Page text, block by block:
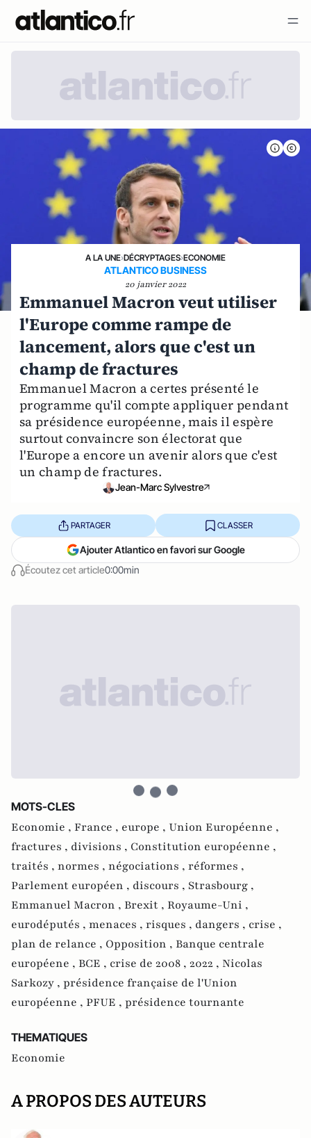
A LA UNE›DÉCRYPTAGES›ECONOMIE
ATLANTICO BUSINESS
20 janvier 2022
Emmanuel Macron veut utiliser
l'Europe comme rampe de
lancement, alors que c'est un
champ de fractures
Emmanuel Macron a certes présenté le
programme qu'il compte appliquer pendant
sa présidence européenne, mais il espère
surtout convaincre son électorat que
l'Europe a encore un avenir alors que c'est
un champ de fractures.
Jean-Marc Sylvestre
Écoutez cet article0:00min
PARTAGER CLASSER
Ajouter Atlantico en favori sur Google
MOTS-CLES
Economie , France , europe , Union Européenne ,
fractures , divisions , Constitution européenne ,
traités , normes , négociations , réformes ,
Parlement européen , discours , Strasbourg ,
Emmanuel Macron , Brexit , Royaume-Uni ,
eurodéputés , menaces , risques , dangers , crise ,
plan de relance , Opposition , Banque centrale
européene , BCE , crise de 2008 , 2022 , Nicolas
Sarkozy , présidence française de l'Union
européenne , PFUE , présidence tournante
THEMATIQUES
Economie
A PROPOS DES AUTEURS